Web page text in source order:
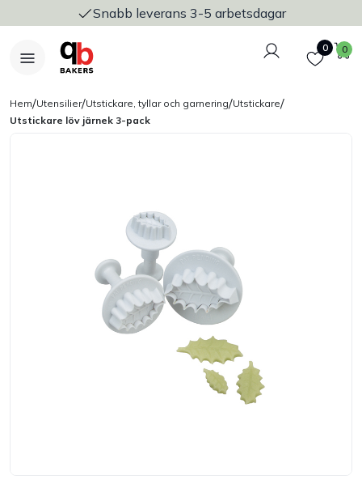
Snabb leverans 3-5 arbetsdagar
Logga in
Favoriter
0 0
Bageriplåtar & bakformar
Stickvagnar & transport
Hem/Utensilier/Utstickare, tyllar och garnering/Utstickare/
Utstickare löv järnek 3-pack